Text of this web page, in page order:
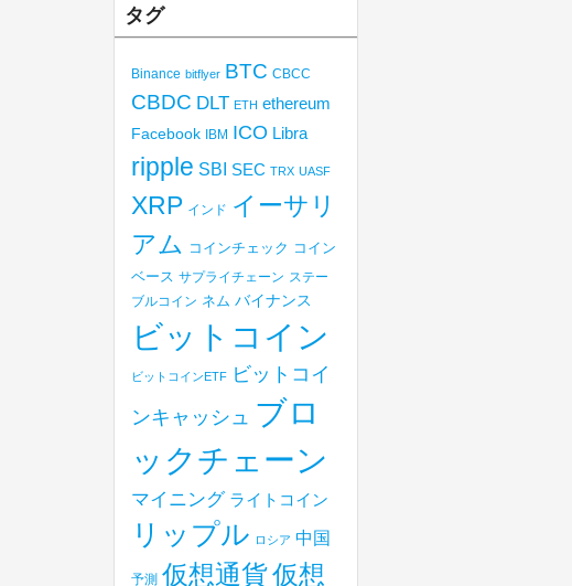
タグ
Binance bitflyer BTC CBCC
CBDC DLT ETH ethereum
Facebook IBM ICO Libra
ripple SBI SEC TRX UASF
XRP インド イーサリ
アム コインチェック コイン
ベース サプライチェーン ステー
ブルコイン ネム バイナンス
ビットコイン
ビットコインETF
ビットコイ
ンキャッシュ ブロ
ックチェーン
マイニング ライトコイン
リップル ロシア 中国
予測 仮想通貨仮想